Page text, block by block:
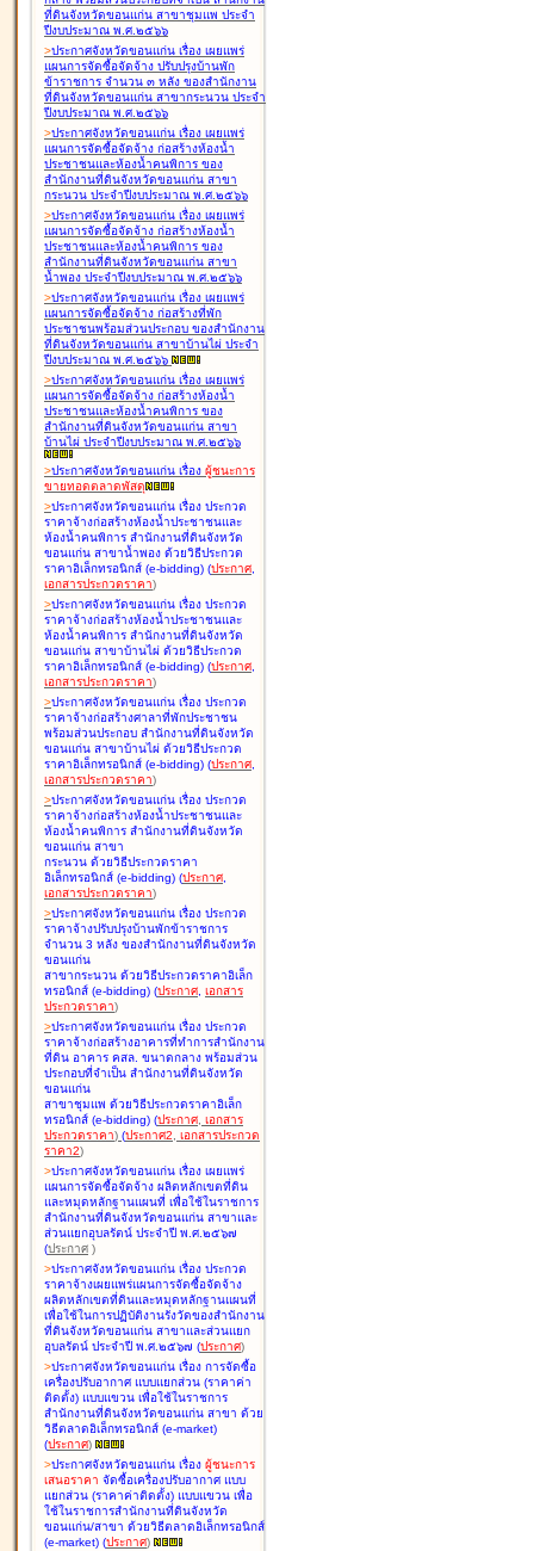
ที่ดินจังหวัดขอนแก่น สาขาชุมแพ ประจำ
ปีงบประมาณ พ.ศ.๒๕๖๖
>ประกาศจังหวัดขอนแก่น เรื่อง เผยแพร่
แผนการจัดซื้อจัดจ้าง ปรับปรุงบ้านพัก
ข้าราชการ จำนวน ๓ หลัง ของสำนักงาน
ที่ดินจังหวัดขอนแก่น สาขากระนวน ประจำ
ปีงบประมาณ พ.ศ.๒๕๖๖
>ประกาศจังหวัดขอนแก่น เรื่อง เผยแพร่
แผนการจัดซื้อจัดจ้าง ก่อสร้างห้องน้ำ
ประชาชนและห้องน้ำคนพิการ ของ
สำนักงานที่ดินจังหวัดขอนแก่น สาขา
กระนวน ประจำปีงบประมาณ พ.ศ.๒๕๖๖
>ประกาศจังหวัดขอนแก่น เรื่อง เผยแพร่
แผนการจัดซื้อจัดจ้าง ก่อสร้างห้องน้ำ
ประชาชนและห้องน้ำคนพิการ ของ
สำนักงานที่ดินจังหวัดขอนแก่น สาขา
น้ำพอง ประจำปีงบประมาณ พ.ศ.๒๕๖๖
>ประกาศจังหวัดขอนแก่น เรื่อง เผยแพร่
แผนการจัดซื้อจัดจ้าง ก่อสร้างที่พัก
ประชาชนพร้อมส่วนประกอบ ของสำนักงาน
ที่ดินจังหวัดขอนแก่น สาขาบ้านไผ่ ประจำ
ปีงบประมาณ พ.ศ.๒๕๖๖
>ประกาศจังหวัดขอนแก่น เรื่อง เผยแพร่
แผนการจัดซื้อจัดจ้าง ก่อสร้างห้องน้ำ
ประชาชนและห้องน้ำคนพิการ ของ
สำนักงานที่ดินจังหวัดขอนแก่น สาขา
บ้านไผ่ ประจำปีงบประมาณ พ.ศ.๒๕๖๖
>ประกาศจังหวัดขอนแก่น เรื่อง ผู้ชนะการ
ขายทอดตลาดพัสดุ
>ประกาศจังหวัดขอนแก่น เรื่อง ประกวด
ราคาจ้างก่อสร้างห้องน้ำประชาชนและ
ห้องน้ำคนพิการ สำนักงานที่ดินจังหวัด
ขอนแก่น สาขาน้ำพอง ด้วยวิธีประกวด
ราคาอิเล็กทรอนิกส์ (e-bidding) (ประกาศ,
เอกสารประกวดราคา)
>ประกาศจังหวัดขอนแก่น เรื่อง ประกวด
ราคาจ้างก่อสร้างห้องน้ำประชาชนและ
ห้องน้ำคนพิการ สำนักงานที่ดินจังหวัด
ขอนแก่น สาขาบ้านไผ่ ด้วยวิธีประกวด
ราคาอิเล็กทรอนิกส์ (e-bidding) (ประกาศ,
เอกสารประกวดราคา)
>ประกาศจังหวัดขอนแก่น เรื่อง ประกวด
ราคาจ้างก่อสร้างศาลาที่พักประชาชน
พร้อมส่วนประกอบ สำนักงานที่ดินจังหวัด
ขอนแก่น สาขาบ้านไผ่ ด้วยวิธีประกวด
ราคาอิเล็กทรอนิกส์ (e-bidding) (ประกาศ,
เอกสารประกวดราคา)
>ประกาศจังหวัดขอนแก่น เรื่อง ประกวด
ราคาจ้างก่อสร้างห้องน้ำประชาชนและ
ห้องน้ำคนพิการ สำนักงานที่ดินจังหวัด
ขอนแก่น สาขา
กระนวน ด้วยวิธีประกวดราคา
อิเล็กทรอนิกส์ (e-bidding) (ประกาศ,
เอกสารประกวดราคา)
>ประกาศจังหวัดขอนแก่น เรื่อง ประกวด
ราคาจ้างปรับปรุงบ้านพักข้าราชการ
จำนวน 3 หลัง ของสำนักงานที่ดินจังหวัด
ขอนแก่น
สาขากระนวน ด้วยวิธีประกวดราคาอิเล็ก
ทรอนิกส์ (e-bidding) (ประกาศ, เอกสาร
ประกวดราคา)
>ประกาศจังหวัดขอนแก่น เรื่อง ประกวด
ราคาจ้างก่อสร้างอาคารที่ทำการสำนักงาน
ที่ดิน อาคาร คสล. ขนาดกลาง พร้อมส่วน
ประกอบที่จำเป็น สำนักงานที่ดินจังหวัด
ขอนแก่น
สาขาชุมแพ ด้วยวิธีประกวดราคาอิเล็ก
ทรอนิกส์ (e-bidding) (ประกาศ, เอกสาร
ประกวดราคา) (ประกาศ2, เอกสารประกวด
ราคา2)
>ประกาศจังหวัดขอนแก่น เรื่อง เผยแพร่
แผนการจัดซื้อจัดจ้าง ผลิตหลักเขตที่ดิน
และหมุดหลักฐานแผนที่ เพื่อใช้ในราชการ
สำนักงานที่ดินจังหวัดขอนแก่น สาขาและ
ส่วนแยกอุบลรัตน์ ประจำปี พ.ศ.๒๕๖๗
(ประกาศ )
>ประกาศจังหวัดขอนแก่น เรื่อง ประกวด
ราคาจ้างเผยแพร่แผนการจัดซื้อจัดจ้าง
ผลิตหลักเขตที่ดินและหมุดหลักฐานแผนที่
เพื่อใช้ในการปฏิบัติงานรังวัดของสำนักงาน
ที่ดินจังหวัดขอนแก่น สาขาและส่วนแยก
อุบลรัตน์ ประจำปี พ.ศ.๒๕๖๗ (ประกาศ)
>ประกาศจังหวัดขอนแก่น เรื่อง การจัดซื้อ
เครื่องปรับอากาศ แบบแยกส่วน (ราคาค่า
ติดตั้ง) แบบแขวน เพื่อใช้ในราชการ
สำนักงานที่ดินจังหวัดขอนแก่น สาขา ด้วย
วิธีตลาดอิเล็กทรอนิกส์ (e-market)
(ประกาศ)
>ประกาศจังหวัดขอนแก่น เรื่อง ผู้ชนะการ
เสนอราคา จัดซื้อเครื่องปรับอากาศ แบบ
แยกส่วน (ราคาค่าติดตั้ง) แบบแขวน เพื่อ
ใช้ในราชการสำนักงานที่ดินจังหวัด
ขอนแก่น/สาขา ด้วยวิธีตลาดอิเล็กทรอนิกส์
(e-market) (ประกาศ)